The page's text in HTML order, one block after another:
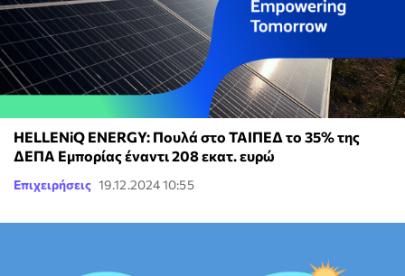
HELLENiQ ENERGY: Πουλά στο ΤΑΙΠΕΔ το 35% της
ΔΕΠΑ Εμπορίας έναντι 208 εκατ. ευρώ
Επιχειρήσεις 19.12.2024 10:55